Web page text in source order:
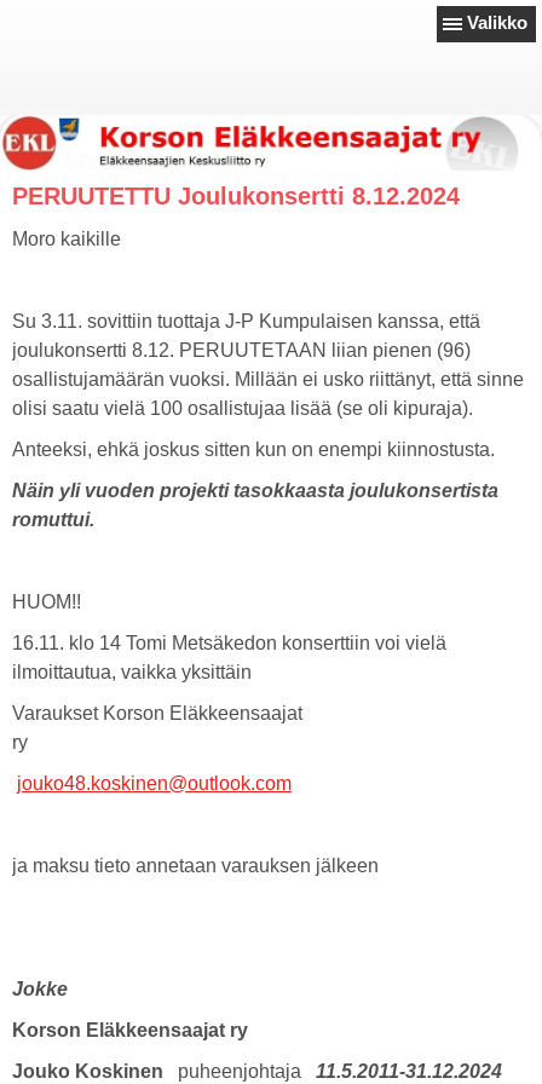
Valikko
PERUUTETTU Joulukonsertti 8.12.2024
Moro kaikille
Su 3.11. sovittiin tuottaja J-P Kumpulaisen kanssa, että
joulukonsertti 8.12. PERUUTETAAN liian pienen (96)
osallistujamäärän vuoksi. Millään ei usko riittänyt, että sinne
olisi saatu vielä 100 osallistujaa lisää (se oli kipuraja).
Anteeksi, ehkä joskus sitten kun on enempi kiinnostusta.
Näin yli vuoden projekti tasokkaasta joulukonsertista
romuttui.
HUOM!!
16.11. klo 14 Tomi Metsäkedon konserttiin voi vielä
ilmoittautua, vaikka yksittäin
Varaukset Korson Eläkkeensaajat
ry
jouko48.koskinen@outlook.com
ja maksu tieto annetaan varauksen jälkeen
Jokke
Korson Eläkkeensaajat ry
Jouko Koskinen puheenjohtaja 11.5.2011-31.12.2024